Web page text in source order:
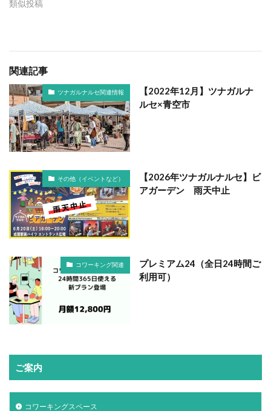
類似投稿
関連記事
ツナガルナルセ関連情報
【2022年12月】ツナガルナ
ルセ×青空市
その他（イベントなど）
【2026年ツナガルナルセ】ビ
アガーデン 雨天中止
コワーキング関連
プレミアム24（全日24時間ご
利用可）
ご案内
コワーキングスペース